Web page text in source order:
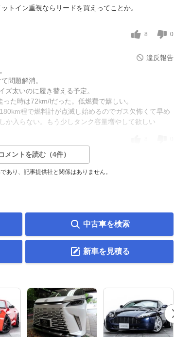
トイン重視ならリードを買えってことか。
8 0
違反報告
問題解消。
ズ太いのに履き替える予定。
た時は72km/lだった。低燃費で嬉しい。
程で燃料計が点滅し始めるのでガス欠怖くて早め
か入らない。もう少しタンク容量増やして欲しい
メントを読む（4件）
あり、記事提供社と関係はありません。
中古車を検索
新車を見積る